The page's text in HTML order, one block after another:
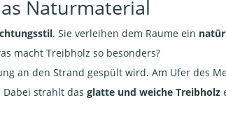
Naturmaterial
. Sie verleihen dem Raume ein
macht Treibholz so besonders?
an den Strand gespült wird. Am Ufer des
strahlt das glatte und weiche Treibholz